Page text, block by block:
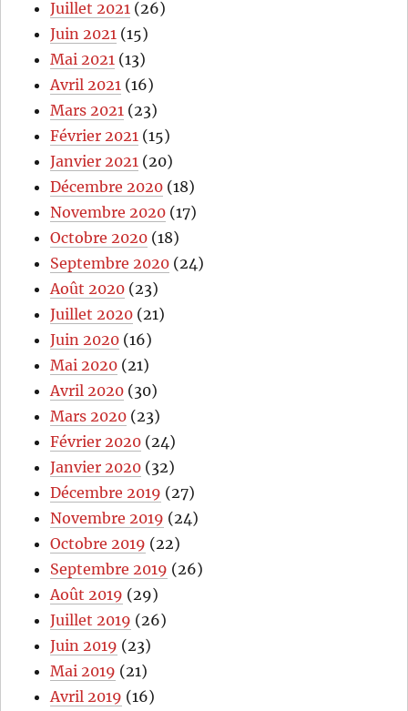
Juillet 2021 (26)
Juin 2021 (15)
Mai 2021 (13)
Avril 2021 (16)
Mars 2021 (23)
Février 2021 (15)
Janvier 2021 (20)
Décembre 2020 (18)
Novembre 2020 (17)
Octobre 2020 (18)
Septembre 2020 (24)
Août 2020 (23)
Juillet 2020 (21)
Juin 2020 (16)
Mai 2020 (21)
Avril 2020 (30)
Mars 2020 (23)
Février 2020 (24)
Janvier 2020 (32)
Décembre 2019 (27)
Novembre 2019 (24)
Octobre 2019 (22)
Septembre 2019 (26)
Août 2019 (29)
Juillet 2019 (26)
Juin 2019 (23)
Mai 2019 (21)
Avril 2019 (16)